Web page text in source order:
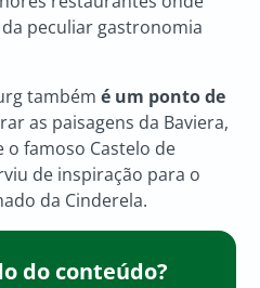
peculiar gastronomia
tambémé um ponto de
as paisagens da Baviera,
o famoso Castelo de
de inspiração para o
da Cinderela.
do conteúdo?